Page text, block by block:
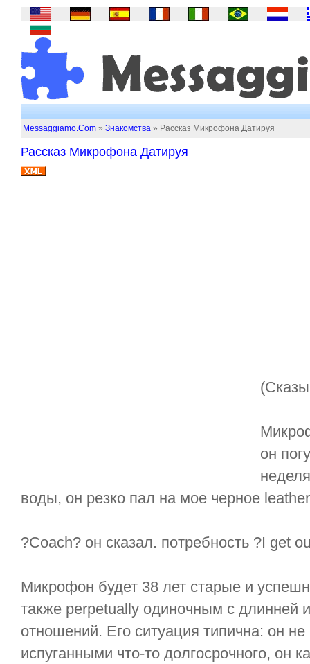
Messaggiamo.Com » Знакомства » Рассказ Микрофона Датируя
Рассказ Микрофона Датируя
он
воды, он резко пал на мое черное
?Coach? он сказал. потребность ?I get
Микрофон будет 38 лет старые и
также perpetually одиночным с длинней
отношений. Его ситуация типична: он
испуганными что-то долгосрочного, он